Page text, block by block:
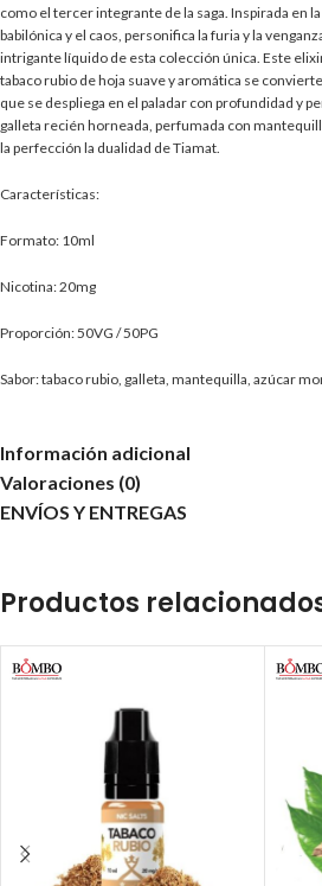
como el tercer integrante de la saga. Inspirada en
babilónica y el caos, personifica la furia y la
intrigante líquido de esta colección única. Este
tabaco rubio de hoja suave y aromática se
que se despliega en el paladar con profundidad y
galleta recién horneada, perfumada con
la perfección la dualidad de Tiamat.
Características:
Formato: 10ml
Nicotina: 20mg
Proporción: 50VG / 50PG
Sabor: tabaco rubio, galleta, mantequilla, azúcar
Información adicional
Valoraciones (0)
ENVÍOS Y ENTREGAS
Productos